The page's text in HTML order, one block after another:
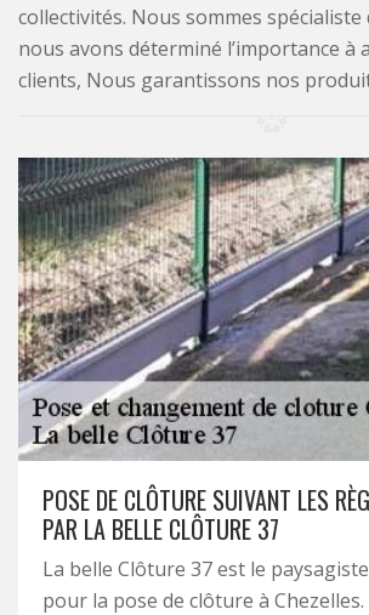
collectivités. Nous sommes spécialiste
nous avons déterminé l’importance à
clients, Nous garantissons nos
POSE DE CLÔTURE SUIVANT LES
PAR LA BELLE CLÔTURE 37
La belle Clôture 37 est le
pour la pose de clôture à